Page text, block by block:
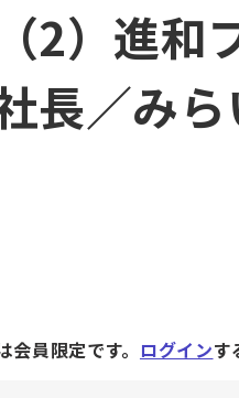
2）進和
長／み
会員限定です。 ログインす